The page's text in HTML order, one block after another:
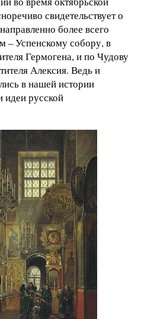
свидетельствует о
более всего
– Успенскому собору, в
Гермогена, и по Чудову
Алексия. Ведь и
в нашей истории
идеи русской